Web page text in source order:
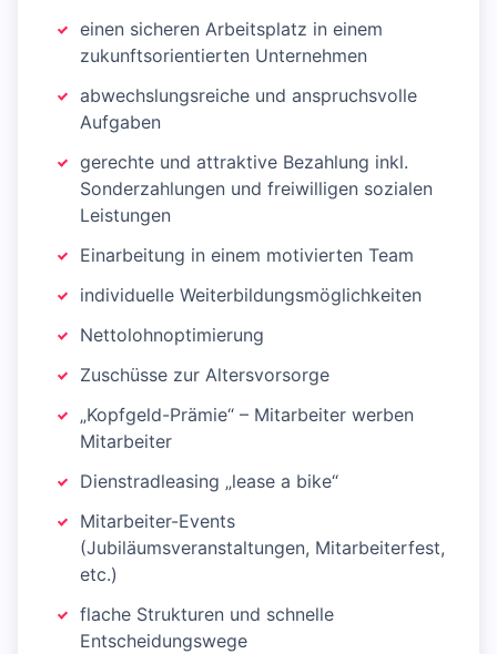
einen sicheren Arbeitsplatz in einem
zukunftsorientierten Unternehmen
abwechslungsreiche und anspruchsvolle
Aufgaben
gerechte und attraktive Bezahlung inkl.
Sonderzahlungen und freiwilligen sozialen
Leistungen
Einarbeitung in einem motivierten Team
individuelle Weiterbildungsmöglichkeiten
Nettolohnoptimierung
Zuschüsse zur Altersvorsorge
„Kopfgeld-Prämie“ – Mitarbeiter werben
Mitarbeiter
Dienstradleasing „lease a bike“
Mitarbeiter-Events
(Jubiläumsveranstaltungen, Mitarbeiterfest,
etc.)
flache Strukturen und schnelle
Entscheidungswege